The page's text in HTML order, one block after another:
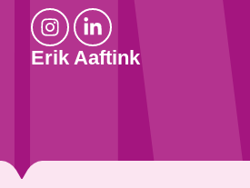
Erik Aaftink